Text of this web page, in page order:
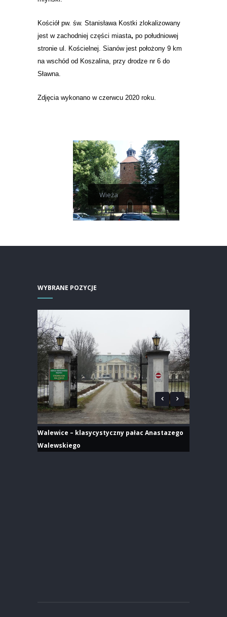
Kościół pw. św. Stanisława Kostki zlokalizowany
jest w zachodniej części miasta, po południowej
stronie ul. Kościelnej. Sianów jest położony 9 km
na wschód od Koszalina, przy drodze nr 6 do
Sławna.
Zdjęcia wykonano w czerwcu 2020 roku.
Wieża
WYBRANE POZYCJE
Walewice – klasycystyczny pałac Anastazego
Walewskiego